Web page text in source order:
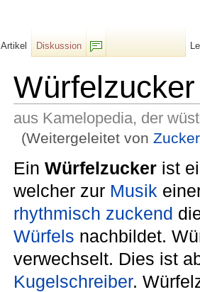
Würfelzucker
aus Kamelopedia, der
(Weitergeleitet von
Ein Würfelzucker ist
welcher zur Musik
rhythmisch zuckend
Würfels nachbildet.
verwechselt. Dies ist
Kugelschreiber.
Artikel
Diskussion